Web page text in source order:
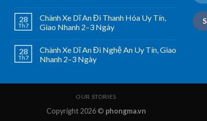
28
Th7
Chành Xe Dĩ An Đi Thanh Hóa Uy Tín,
Giao Nhanh 2–3 Ngày
28
Th7
Chành Xe Dĩ An Đi Nghệ An Uy Tín, Giao
Nhanh 2–3 Ngày
OUR STORIES
Copyright 2026 © phongma.vn